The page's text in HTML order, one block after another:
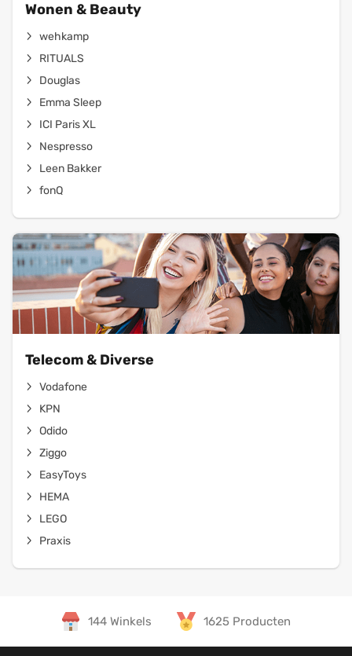
Wonen & Beauty
wehkamp
RITUALS
Douglas
Emma Sleep
ICI Paris XL
Nespresso
Leen Bakker
fonQ
Telecom & Diverse
Vodafone
KPN
Odido
Ziggo
EasyToys
HEMA
LEGO
Praxis
144 Winkels 1625 Producten